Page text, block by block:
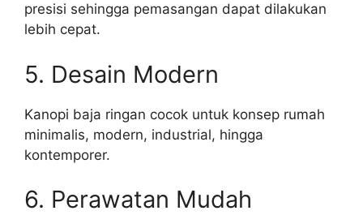
presisi sehingga pemasangan dapat dilakukan
lebih cepat.
5. Desain Modern
Kanopi baja ringan cocok untuk konsep rumah
minimalis, modern, industrial, hingga
kontemporer.
6. Perawatan Mudah